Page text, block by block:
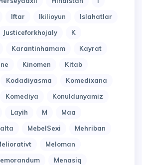
Iftar Ikilioyun
Islahatlar
Justiceforkhojaly
K
Karantinhamam
Kayrat
Kinomen
Kitab
Kodadiyasma
Komedixana
Komediya
Konuldunyamiz
Layih M
Maa
MebelSexi
Mehriban
Meloman
Menasiq